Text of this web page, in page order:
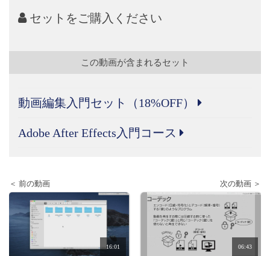
セットをご購入ください
この動画が含まれるセット
動画編集入門セット（18%OFF）
Adobe After Effects入門コース
＜ 前の動画
16:01
次の動画 ＞
06:43